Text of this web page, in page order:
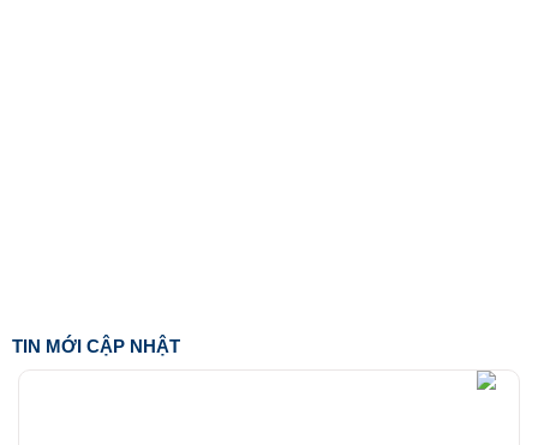
TIN MỚI CẬP NHẬT